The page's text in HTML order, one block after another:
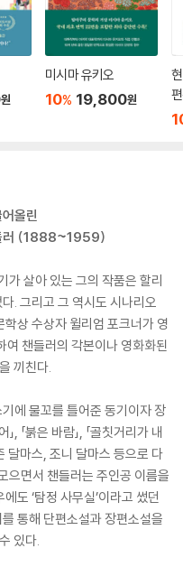
원
미시마 유키오
10% 19,800원
올린
들러 (1888~1959)
살아 있는 그의 작품은 할리
. 그리고 그 역시도 시나리오
상 수상자 윌리엄 포크너가 영
챈들러의 각본이나 영화화된
끼친다.
에 물꼬를 틀어준 동기이자 장
, 「붉은 바람」, 「골칫거리가 내
달마스, 조니 달마스 등으로 다
으면서 챈들러는 주인공 이름을
도 ‘탐정 사무실’이라고 썼던
통해 단편소설과 장편소설을
있다.